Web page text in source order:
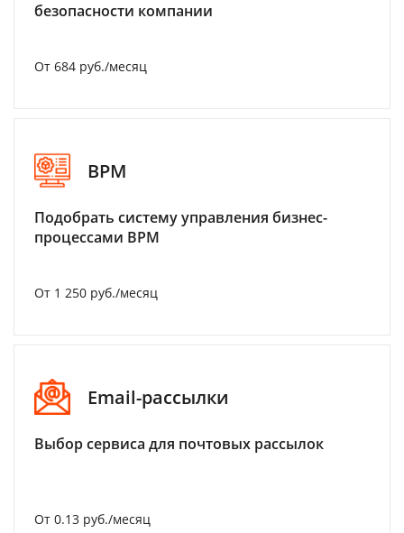
безопасности компании
От 684 руб./месяц
BPM
Подобрать систему управления бизнес-
процессами BPM
От 1 250 руб./месяц
Email-рассылки
Выбор сервиса для почтовых рассылок
От 0.13 руб./месяц